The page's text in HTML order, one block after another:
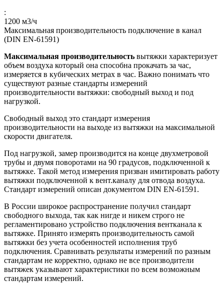
:
1200 м3/ч
Максимальная производительность подключение в канал
(DIN EN-61591)
Максимальная производительность вытяжки характеризует
объем воздуха который она способна прокачать за час,
измеряется в кубических метрах в час. Важно понимать что
существуют разные стандарты измерений
производительности вытяжки: свободный выход и под
нагрузкой.
Свободный выход это стандарт измерения
производительности на выходе из вытяжки на максимальной
скорости двигателя.
Под нагрузкой, замер производится на конце двухметровой
трубы и двумя поворотами на 90 градусов, подключенной к
вытяжке. Такой метод измерения призван имитировать работу
вытяжки подключенной к вент.каналу для отвода воздуха.
Стандарт измерений описан документом DIN EN-61591.
В России широкое распространение получил стандарт
свободного выхода, так как нигде и никем строго не
регламентировано устройство подключения вентканала к
вытяжке. Принято измерять производительность самой
вытяжки без учета особенностей исполнения труб
подключения. Сравнивать результаты измерений по разным
стандартам не корректно, однако не все производители
вытяжек указывают характеристики по всем возможным
стандартам измерений.